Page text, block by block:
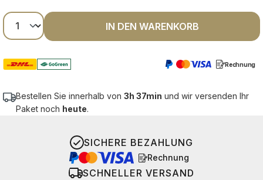
Produkt Anzahl: Gib den gewünschten
IN DEN WARENKORB
Rechnung
Bestellen Sie innerhalb von 3h 37min und wir versenden Ihr
Paket noch heute.
SICHERE BEZAHLUNG
Rechnung
SCHNELLER VERSAND